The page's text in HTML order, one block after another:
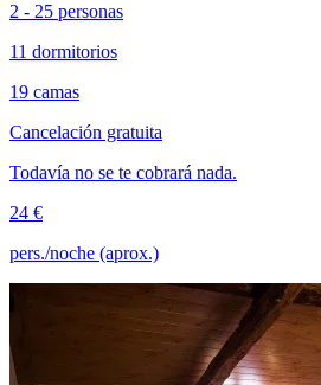
2 - 25 personas
11 dormitorios
19 camas
Cancelación gratuita
Todavía no se te cobrará nada.
24 €
pers./noche (aprox.)